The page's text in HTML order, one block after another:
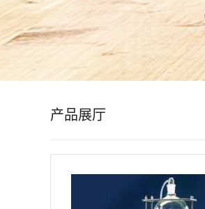
介
产品展厅